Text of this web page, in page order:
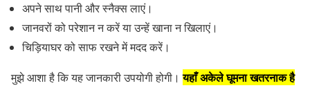
अपने साथ पानी और स्नैक्स लाएं।
जानवरों को परेशान न करें या उन्हें खाना न खिलाएं।
चिड़ियाघर को साफ रखने में मदद करें।
मुझे आशा है कि यह जानकारी उपयोगी होगी।यहाँ अकेले घूमना खतरनाक है